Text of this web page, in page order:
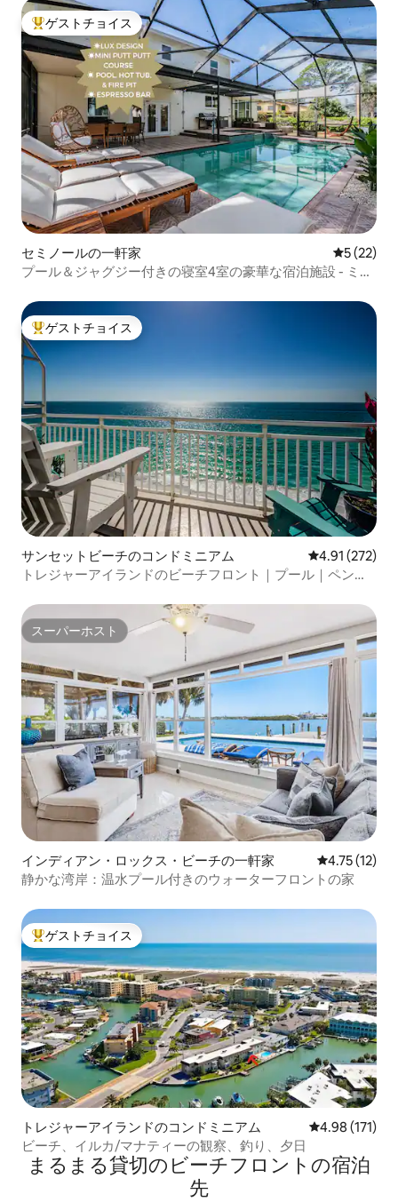
大好評のゲストチョイスです。
ゲストチョイス
セミノールの一軒家 レビュー
5 (22)
プール＆ジャグジー付きの寝室4室の豪華な宿泊施設 - ミニ
大好評のゲストチョイスです。
ゲストチョイス
サンセットビーチのコンドミニアム レビュー272
4.91 (272)
トレジャーアイランドのビーチフロント｜プール｜ペント
スーパーホスト
スーパーホスト
インディアン・ロックス・ビーチの一軒家 レビュー12
4.75 (12)
静かな湾岸：温水プール付きのウォーターフロントの家
大好評のゲストチョイスです。
ゲストチョイス
トレジャーアイランドのコンドミニアム レビュー171
4.98 (171)
ビーチ、イルカ/マナティーの観察、釣り、夕日
まるまる貸切のビーチフロントの宿泊
先